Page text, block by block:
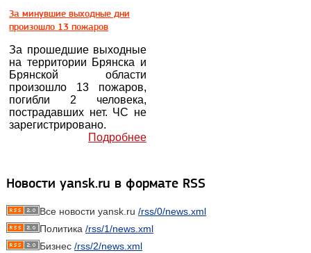
За минувшие выходные дни
произошло 13 пожаров
За прошедшие выходные
на территории Брянска и
Брянской области
произошло 13 пожаров,
погибли 2 человека,
пострадавших нет. ЧС не
зарегистрировано.
Подробнее
Новости yansk.ru в формате RSS
Все новости yansk.ru /rss/0/news.xml
Политика /rss/1/news.xml
Бизнес /rss/2/news.xml